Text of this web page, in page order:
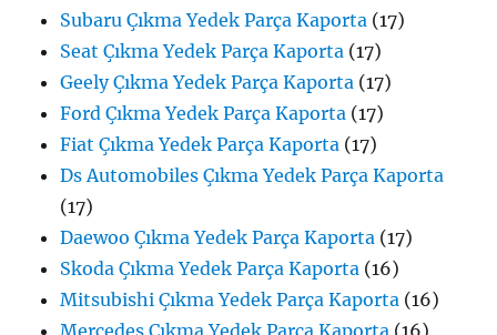
Subaru Çıkma Yedek Parça Kaporta (17)
Seat Çıkma Yedek Parça Kaporta (17)
Geely Çıkma Yedek Parça Kaporta (17)
Ford Çıkma Yedek Parça Kaporta (17)
Fiat Çıkma Yedek Parça Kaporta (17)
Ds Automobiles Çıkma Yedek Parça Kaporta
(17)
Daewoo Çıkma Yedek Parça Kaporta (17)
Skoda Çıkma Yedek Parça Kaporta (16)
Mitsubishi Çıkma Yedek Parça Kaporta (16)
Mercedes Çıkma Yedek Parça Kaporta (16)